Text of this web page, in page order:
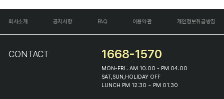
회사소개 공지사항 FAQ 이용약관 개인정보취급방침
CONTACT 1668-1570
MON-FRI : AM 10:00 - PM 04:00
SAT,SUN,HOLIDAY OFF
LUNCH PM 12:30 ~ PM 01:30